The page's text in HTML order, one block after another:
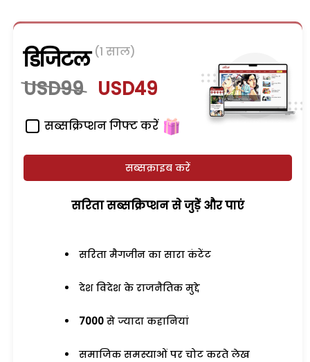
डिजिटल (1 साल)
USD99 USD49
सब्सक्रिप्शन गिफ्ट करें
सब्सक्राइब करें
सरिता सब्सक्रिप्शन से जुड़ेें और पाएं
सरिता मैगजीन का सारा कंटेंट
देश विदेश के राजनैतिक मुद्दे
7000 से ज्यादा कहानियां
समाजिक समस्याओं पर चोट करते लेख